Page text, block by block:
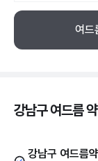
여드
강남구 여드름
강남구 여드름